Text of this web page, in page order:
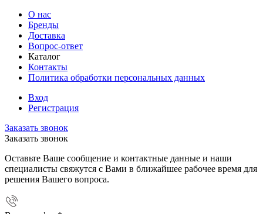
О нас
Бренды
Доставка
Вопрос-ответ
Каталог
Контакты
Политика обработки персональных данных
Вход
Регистрация
Заказать звонок
Заказать звонок
Оставьте Ваше сообщение и контактные данные и наши
специалисты свяжутся с Вами в ближайшее рабочее время для
решения Вашего вопроса.